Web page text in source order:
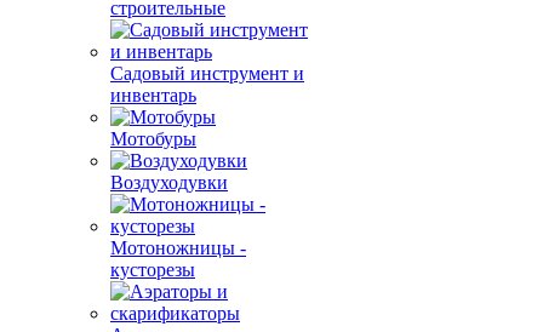
строительные
Садовый инструмент и
инвентарь
Мотобуры
Воздуходувки
Мотоножницы -
кусторезы